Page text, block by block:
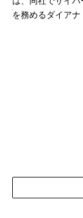
を務めるダイアナ